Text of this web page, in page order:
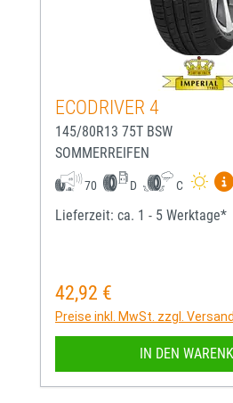
ECODRIVER 4
145/80R13 75T BSW
SOMMERREIFEN
70 D C
Lieferzeit: ca. 1 - 5 Werktage*
Regulärer Preis:
42,92 €
Preise inkl. MwSt. zzgl.
IN DEN